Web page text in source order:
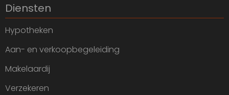
Diensten
Hypotheken
Aan- en verkoopbegeleiding
Makelaardij
Verzekeren